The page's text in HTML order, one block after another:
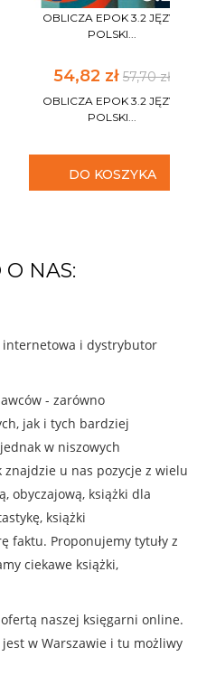
OBLICZA EPOK 3.2 JĘZYK
POLSKI...
54,82 zł 57,70 zł
OBLICZA EPOK 3.2 JĘZYK
POLSKI...
DO KOSZYKA
O NAS:
internetowa i dystrybutor
- zarówno
jak i tych bardziej
w niszowych
znajdzie u nas pozycje z wielu
obyczajową, książki dla
książki
faktu. Proponujemy tytuły z
ciekawe książki,
naszej księgarni online.
w Warszawie i tu możliwy